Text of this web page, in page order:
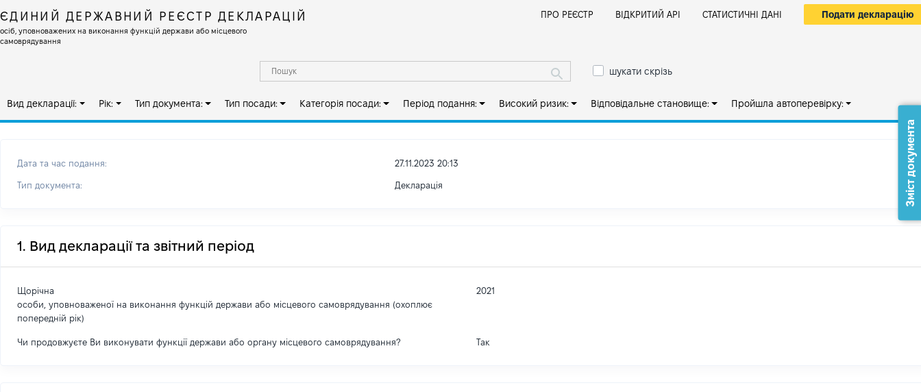
ЄДИНИЙ ДЕРЖАВНИЙ РЕЄСТР ДЕКЛАРАЦІЙ
осіб, уповноважених на виконання функцій держави або місцевого
самоврядування
ПРО РЕЄСТР ВІДКРИТИЙ АРІ СТАТИСТИЧНІ ДАНІ Подати декларацію
шукати скрізь
Вид декларації: Рік: Тип документа: Тип посади: Категорія посади: Період подання: Високий ризик: Відповідальне становище: Пройшла автоперевірку:
Дата та час подання: 27.11.2023 20:13
Тип документа: Декларація
1. Вид декларації та звітний період
Щорічна
особи, уповноваженої на виконання функцій держави або місцевого самоврядування (охоплює
попередній рік)
2021
Чи продовжуєте Ви виконувати функції держави або органу місцевого самоврядування? Так
Зміст документа